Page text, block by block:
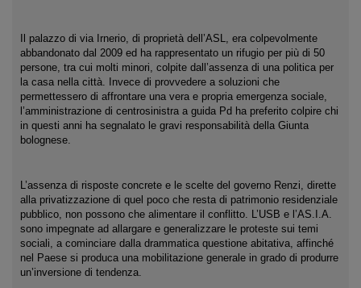
Il palazzo di via Irnerio, di proprietà dell’ASL, era colpevolmente
abbandonato dal 2009 ed ha rappresentato un rifugio per più di 50
persone, tra cui molti minori, colpite dall’assenza di una politica per
la casa nella città. Invece di provvedere a soluzioni che
permettessero di affrontare una vera e propria emergenza sociale,
l’amministrazione di centrosinistra a guida Pd ha preferito colpire chi
in questi anni ha segnalato le gravi responsabilità della Giunta
bolognese.
L’assenza di risposte concrete e le scelte del governo Renzi, dirette
alla privatizzazione di quel poco che resta di patrimonio residenziale
pubblico, non possono che alimentare il conflitto. L’USB e l’AS.I.A.
sono impegnate ad allargare e generalizzare le proteste sui temi
sociali, a cominciare dalla drammatica questione abitativa, affinché
nel Paese si produca una mobilitazione generale in grado di produrre
un’inversione di tendenza.